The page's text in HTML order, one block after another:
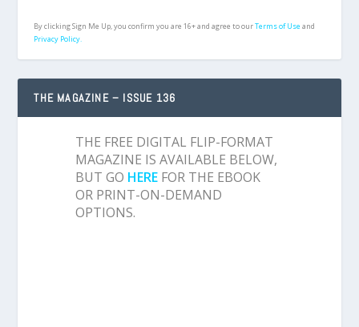
By clicking Sign Me Up, you confirm you are 16+ and agree to ourTerms of Useand
Privacy Policy.
THE MAGAZINE – ISSUE 136
THE FREE DIGITAL FLIP-FORMAT
MAGAZINE IS AVAILABLE BELOW,
BUT GO HERE FOR THE EBOOK
OR PRINT-ON-DEMAND
OPTIONS.